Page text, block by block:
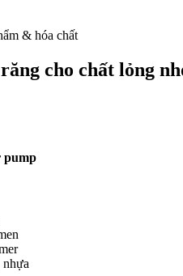
& hóa chất
cho chất lỏng
pump
nhựa